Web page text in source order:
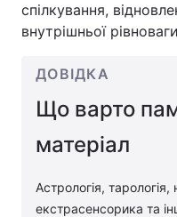
спілкування,
внутрішньої
ДОВІДКА
Що варто
матеріал
Астрологія, тарологія,
екстрасенсорика та